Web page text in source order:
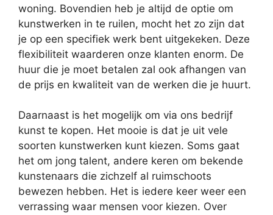
woning. Bovendien heb je altijd de optie om
kunstwerken in te ruilen, mocht het zo zijn dat
je op een specifiek werk bent uitgekeken. Deze
flexibiliteit waarderen onze klanten enorm. De
huur die je moet betalen zal ook afhangen van
de prijs en kwaliteit van de werken die je huurt.
Daarnaast is het mogelijk om via ons bedrijf
kunst te kopen. Het mooie is dat je uit vele
soorten kunstwerken kunt kiezen. Soms gaat
het om jong talent, andere keren om bekende
kunstenaars die zichzelf al ruimschoots
bewezen hebben. Het is iedere keer weer een
verrassing waar mensen voor kiezen. Over